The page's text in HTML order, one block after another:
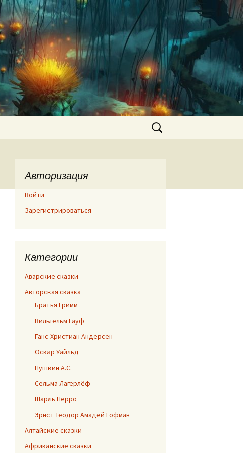
Найти:
Авторизация
Войти
Зарегистрироваться
Категории
Аварские сказки
Авторская сказка
Братья Гримм
Вильгельм Гауф
Ганс Христиан Андерсен
Оскар Уайльд
Пушкин А.С.
Сельма Лагерлёф
Шарль Перро
Эрнст Теодор Амадей Гофман
Алтайские сказки
Африканские сказки